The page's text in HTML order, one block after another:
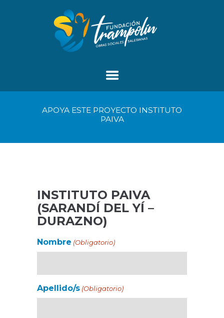
APOYA ESTE PROYECTO INSTITUTO
PAIVA
INSTITUTO PAIVA
(SARANDÍ DEL YÍ –
DURAZNO)
Nombre (Obligatorio)
Apellido/s (Obligatorio)